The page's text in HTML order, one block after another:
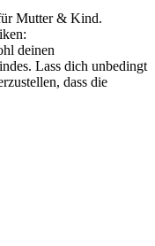
Mutter & Kind.
deinen
Lass dich unbedingt
dass die